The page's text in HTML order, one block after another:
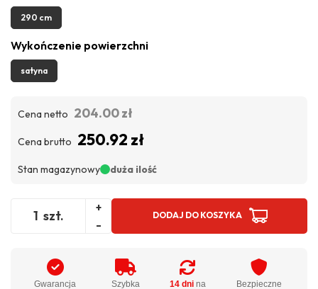
290 cm
Wykończenie powierzchni
satyna
Cena netto 204.00 zł
Cena brutto 250.92 zł
Stan magazynowy duża ilość
szt.
+
-
DODAJ DO KOSZYKA
Gwarancja
Szybka
14 dnina
Bezpieczne